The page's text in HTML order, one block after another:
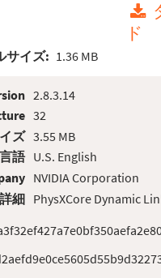
ド
サイズ: 1.36 MB
ズ
言語
詳細
2.8.3.14
32
3.55 MB
U.S. English
NVIDIA Corporation
PhysXCore Dynamic